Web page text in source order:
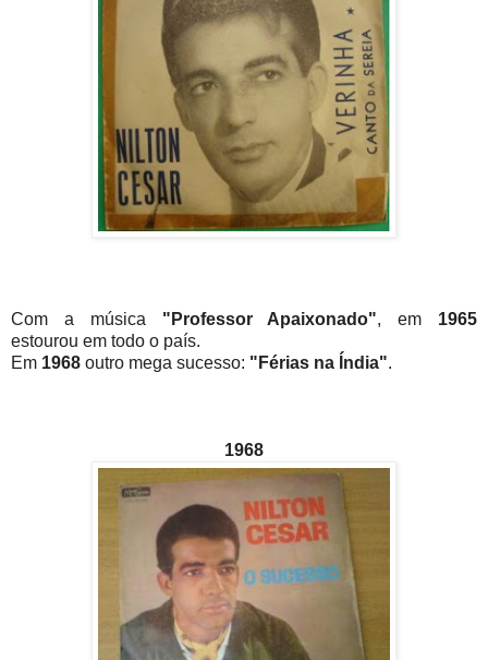
Com a música "Professor Apaixonado", em 1965
estourou em todo o país.
Em 1968 outro mega sucesso: "Férias na Índia".
1968